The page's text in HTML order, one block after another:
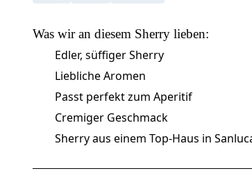
Was wir an diesem Sherry lieben:
Edler, süffiger Sherry
Liebliche Aromen
Passt perfekt zum Aperitif
Cremiger Geschmack
Sherry aus einem Top-Haus in